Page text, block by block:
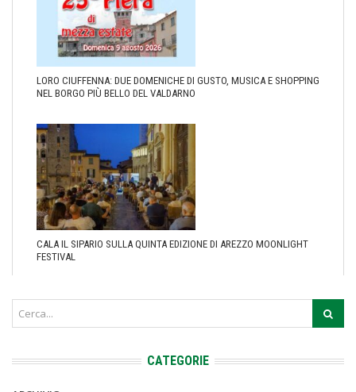
LORO CIUFFENNA: DUE DOMENICHE DI GUSTO, MUSICA E SHOPPING
NEL BORGO PIÙ BELLO DEL VALDARNO
CALA IL SIPARIO SULLA QUINTA EDIZIONE DI AREZZO MOONLIGHT
FESTIVAL
CATEGORIE